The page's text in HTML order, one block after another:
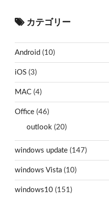
カテゴリー
Android (10)
iOS (3)
MAC (4)
Office (46)
outlook (20)
windows update (147)
windows Vista (10)
windows10 (151)